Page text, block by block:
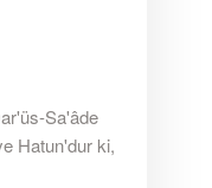
Sa'âde
Hatun'dur ki,